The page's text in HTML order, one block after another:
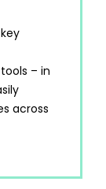
– in
across